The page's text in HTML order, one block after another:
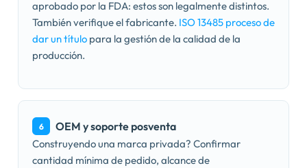
aprobado por la FDA: estos son legalmente distintos.
También verifique el fabricante. ISO 13485 proceso de
dar un título para la gestión de la calidad de la
producción.
6 OEM y soporte posventa
Construyendo una marca privada? Confirmar
cantidad mínima de pedido, alcance de